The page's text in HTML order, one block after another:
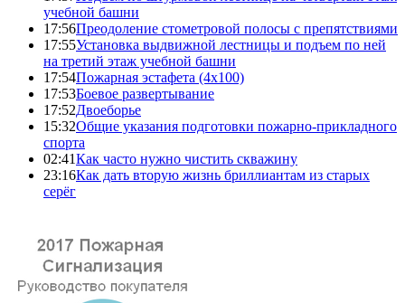
учебной башни
17:56Преодоление стометровой полосы с препятствиями
17:55Установка выдвижной лестницы и подъем по ней
на третий этаж учебной башни
17:54Пожарная эстафета (4x100)
17:53Боевое развертывание
17:52Двоеборье
15:32Общие указания подготовки пожарно-прикладного
спорта
02:41Как часто нужно чистить скважину
23:16Как дать вторую жизнь бриллиантам из старых
серёг